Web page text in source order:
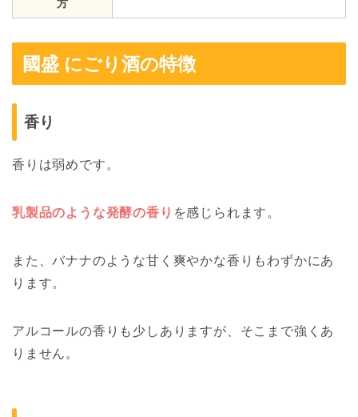
方
國盛 にごり酒の特徴
香り
香りは弱めです。
乳製品のような発酵の香り を感じられます。
また、バナナのような甘く爽やかな香りもわずかにあ
ります。
アルコールの香りも少しありますが、そこまで強くあ
りません。